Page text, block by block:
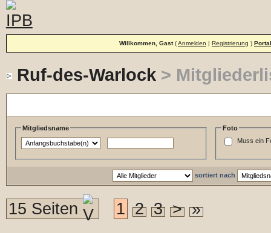
Willkommen, Gast(Anmelden | Registrierung ) Portal
Ruf-des-Warlock>
Mitgliedsname
Foto
Muss ein
sortiert nach
15 Seiten 1 2 3 > »